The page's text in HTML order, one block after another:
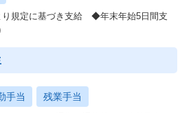
規定に基づき支給 ◆年末年始5日間支
手当 残業手当